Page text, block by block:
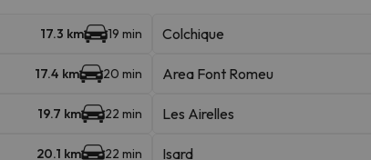
17.3 km 19 min Colchique
17.4 km 20 min Area Font Romeu
19.7 km 22 min Les Airelles
20.1 km 22 min Isard